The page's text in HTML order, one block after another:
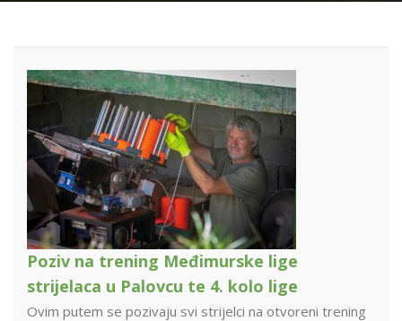
Poziv na trening Međimurske lige
strijelaca u Palovcu te 4. kolo lige
Ovim putem se pozivaju svi strijelci na otvoreni trening